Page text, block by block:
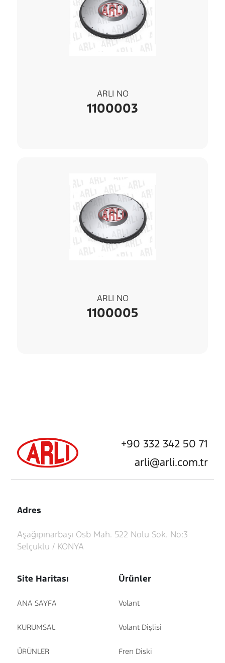
ARLI NO
1100003
ARLI NO
1100005
+90 332 342 50 71
arli@arli.com.tr
Adres
Aşağıpınarbaşı Osb Mah. 522 Nolu Sok. No:3
Selçuklu / KONYA
Site Haritası
ANA SAYFA
KURUMSAL
ÜRÜNLER
Ürünler
Volant
Volant Dişlisi
Fren Diski